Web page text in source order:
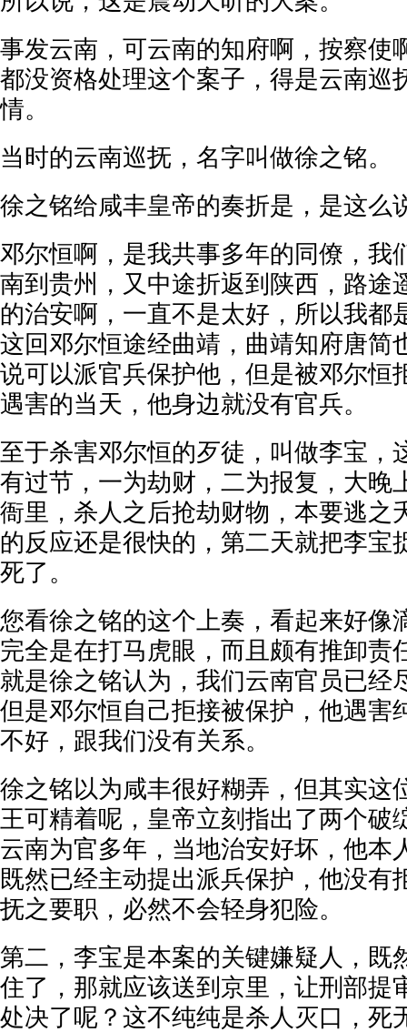
事发云南，可云南的知府啊，按察使
都没资格处理这个案子，得是云南巡
情。
当时的云南巡抚，名字叫做徐之铭。
徐之铭给咸丰皇帝的奏折是，是这么
邓尔恒啊，是我共事多年的同僚，我
南到贵州，又中途折返到陕西，路途
的治安啊，一直不是太好，所以我都
这回邓尔恒途经曲靖，曲靖知府唐简
说可以派官兵保护他，但是被邓尔恒
遇害的当天，他身边就没有官兵。
至于杀害邓尔恒的歹徒，叫做李宝，
有过节，一为劫财，二为报复，大晚
衙里，杀人之后抢劫财物，本要逃之
的反应还是很快的，第二天就把李宝
死了。
您看徐之铭的这个上奏，看起来好像
完全是在打马虎眼，而且颇有推卸责
就是徐之铭认为，我们云南官员已经
但是邓尔恒自己拒接被保护，他遇害
不好，跟我们没有关系。
徐之铭以为咸丰很好糊弄，但其实这
王可精着呢，皇帝立刻指出了两个破
云南为官多年，当地治安好坏，他本
既然已经主动提出派兵保护，他没有
抚之要职，必然不会轻身犯险。
第二，李宝是本案的关键嫌疑人，既
住了，那就应该送到京里，让刑部提
处决了呢？这不纯纯是杀人灭口，死